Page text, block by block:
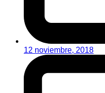
12 noviembre, 2018